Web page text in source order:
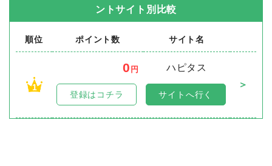
ントサイト別比較
順位 ポイント数 サイト名
1
0 円
ハピタス
＞
登録はコチラ サイトへ行く